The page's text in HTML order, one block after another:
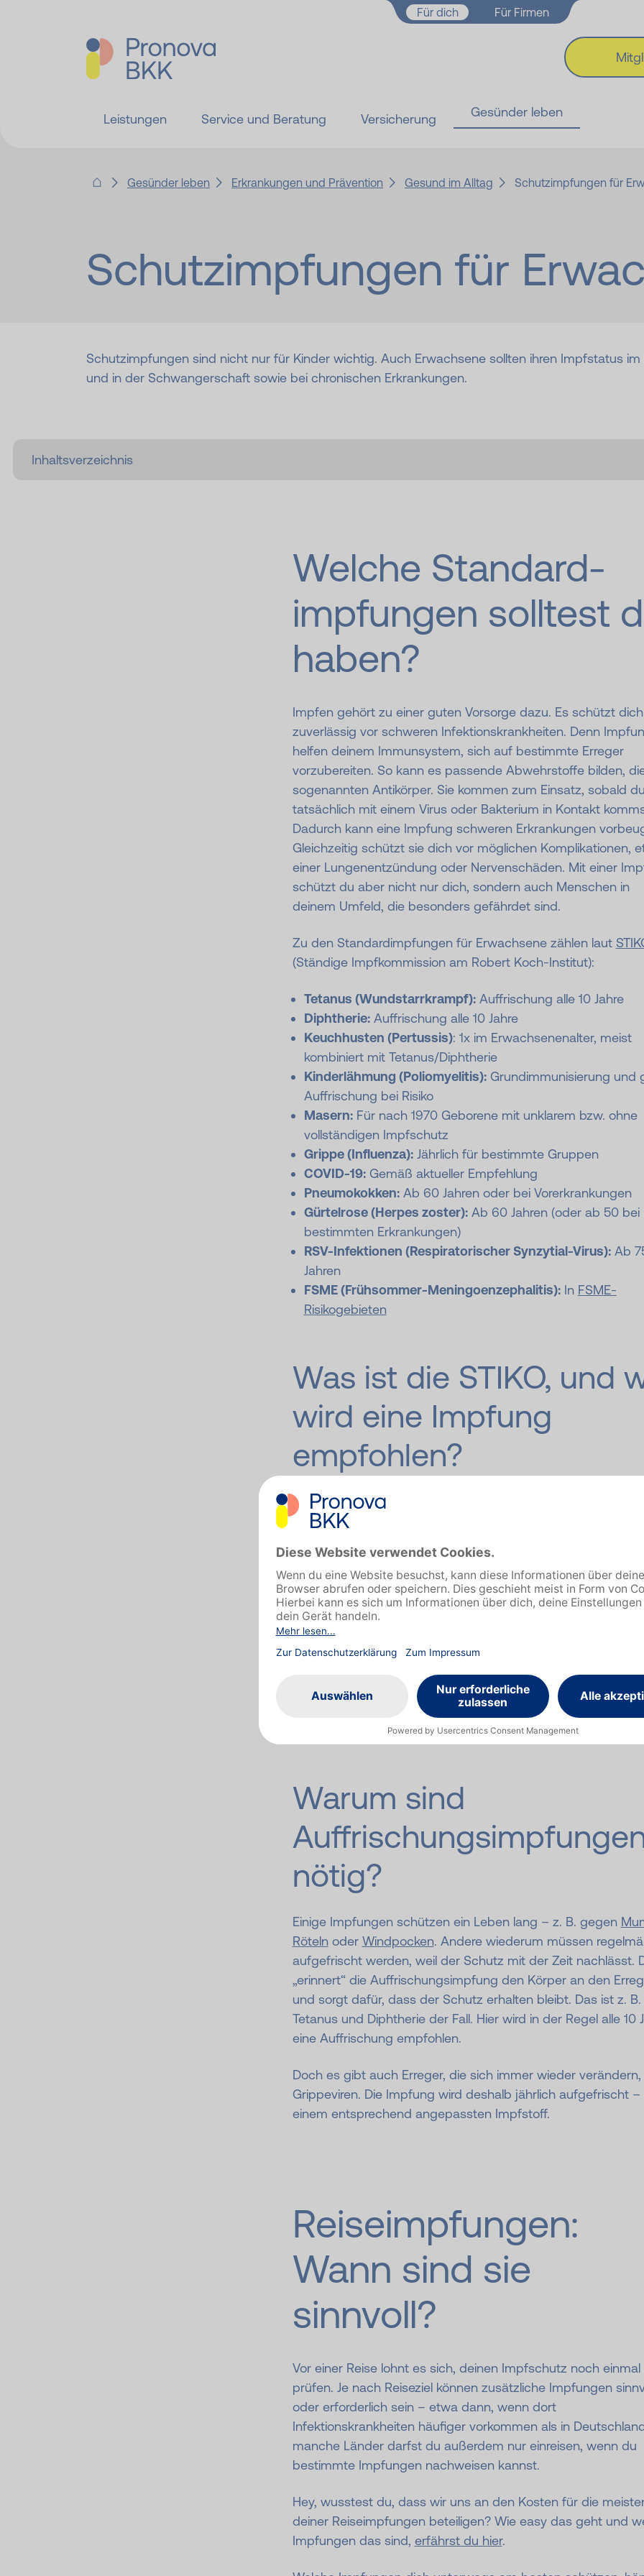
Zum Hauptinhalt springen
Für dich Für Firmen
Leistungen Service und Beratung Versicherung Gesünder leben
Gesünder leben Erkrankungen und Prävention Gesund im Alltag Schutzimpfungen für
Schutzimpfungen für
Schutzimpfungen sind nicht nur für Kinder wichtig. Auch Erwachsene sollten ihren Impfstatus
und in der Schwangerschaft sowie bei chronischen Erkrankungen.
Welche Standard­
impfungen solltest
haben?
Impfen gehört zu einer guten Vorsorge dazu. Es schützt dich
zuverlässig vor schweren Infektionskrankheiten. Denn
helfen deinem Immunsystem, sich auf bestimmte Erreger
vorzubereiten. So kann es passende Abwehrstoffe bilden,
sogenannten Antikörper. Sie kommen zum Einsatz, sobald du
tatsächlich mit einem Virus oder Bakterium in Kontakt
Dadurch kann eine Impfung schweren Erkrankungen
Gleichzeitig schützt sie dich vor möglichen Komplikationen,
einer Lungenentzündung oder Nervenschäden. Mit einer
schützt du aber nicht nur dich, sondern auch Menschen in
deinem Umfeld, die besonders gefährdet sind.
Zu den Standardimpfungen für Erwachsene zählen laut
(Ständige Impfkommission am Robert Koch-Institut):
Tetanus (Wundstarrkrampf):Auffrischung alle 10 Jahre
Diphtherie:Auffrischung alle 10 Jahre
Keuchhusten (Pertussis): 1x im Erwachsenenalter, meist
kombiniert mit Tetanus/Diphtherie
Kinderlähmung (Poliomyelitis):Grundimmunisierung und
Auffrischung bei Risiko
Masern:Für nach 1970 Geborene mit unklarem bzw. ohne
vollständigen Impfschutz
Grippe (Influenza):Jährlich für bestimmte Gruppen
COVID-19:Gemäß aktueller Empfehlung
Pneumokokken:Ab 60 Jahren oder bei Vorerkrankungen
Gürtelrose (Herpes zoster):Ab 60 Jahren (oder ab 50 bei
bestimmten Erkrankungen)
RSV-Infektionen (Respiratorischer Synzytial-Virus):Ab
Jahren
FSME (Frühsommer-Meningoenzephalitis):In FSME-
Risikogebieten
Was ist die STIKO, und
wird eine Impfung
empfohlen?
DieSTIKOist ein Expert*innen-Gremium am Robert Koch-
(RKI). Sie entwickelt Impfempfehlungen für Deutschland, die
unabhängig und ehrenamtlich.
Sie prüft regelmäßig wissenschaftliche Studien zu
Sicherheit und möglichen Nebenwirkungen von Impfstoffen.
Gleichzeitig bewertet sie Nutzen und mögliche Risiken von
Impfstoffen und berücksichtigt die aktuelle Infektionslage in
Erst wenn der Nutzen einer Impfung nach sorgfältiger Prüfung
überwiegt, spricht die STIKO eine offizielle Empfehlung aus.
Warum sind
nötig?
Einige Impfungen schützen ein Leben lang – z. B. gegen
Rötelnoder Windpocken. Andere wiederum müssen
aufgefrischt werden, weil der Schutz mit der Zeit nachlässt.
„erinnert“ die Auffrischungsimpfung den Körper an den
und sorgt dafür, dass der Schutz erhalten bleibt. Das ist z. B.
Tetanus und Diphtherie der Fall. Hier wird in der Regel alle 10
eine Auffrischung empfohlen.
Doch es gibt auch Erreger, die sich immer wieder
Grippeviren. Die Impfung wird deshalb jährlich aufgefrischt –
einem entsprechend angepassten Impfstoff.
Reiseimpfungen:
Wann sind sie
sinnvoll?
Vor einer Reise lohnt es sich, deinen Impfschutz noch einmal
prüfen. Je nach Reiseziel können zusätzliche Impfungen
oder erforderlich sein – etwa dann, wenn dort
Infektionskrankheiten häufiger vorkommen als in
manche Länder darfst du außerdem nur einreisen, wenn du
bestimmte Impfungen nachweisen kannst.
Hey, wusstest du, dass wir uns an den Kosten für die
deiner Reiseimpfungen beteiligen? Wie easy das geht und
Impfungen das sind, erfährst du hier.